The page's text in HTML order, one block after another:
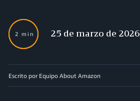
2 min 25 de marzo de 2026
Escrito por Equipo About Amazon